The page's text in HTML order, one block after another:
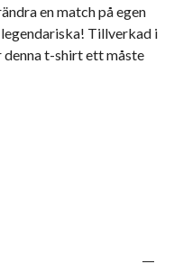
en match på egen
Tillverkad i
t-shirt ett måste